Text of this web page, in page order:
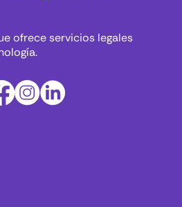
ofrece servicios legales